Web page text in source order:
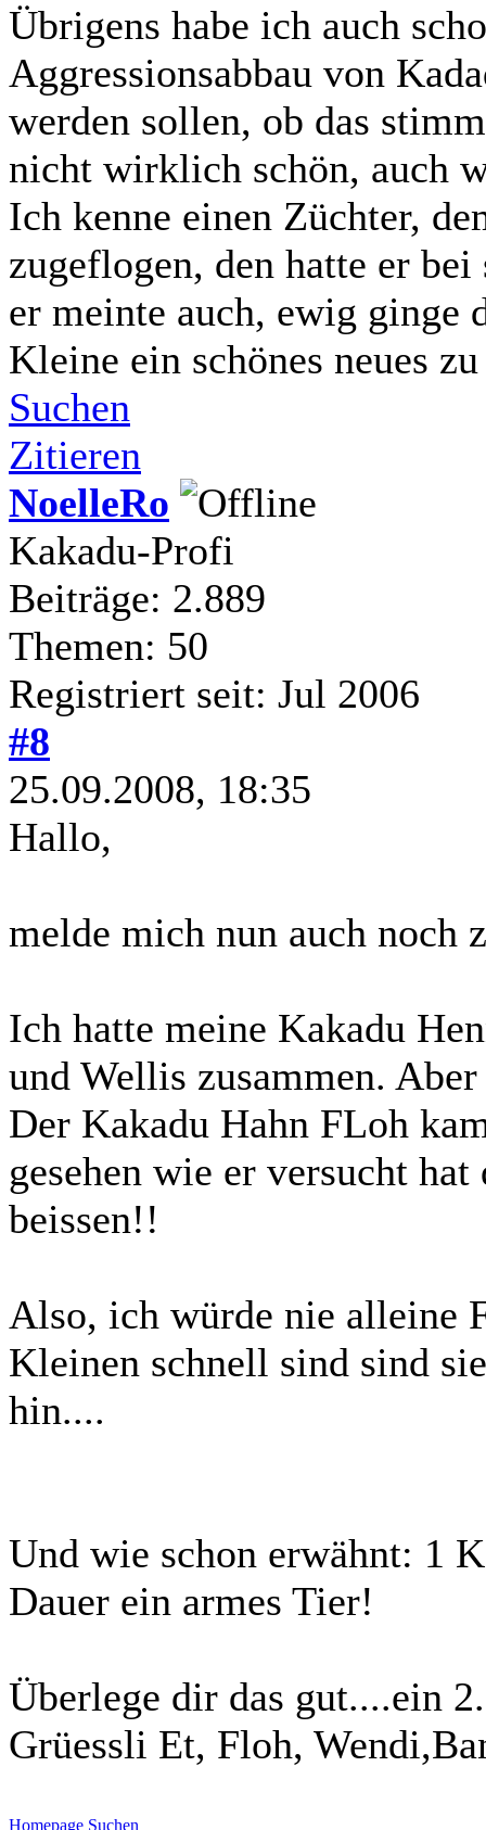
Übrigens habe ich auch
Aggressionsabbau von
werden sollen, ob das
nicht wirklich schön, auch
Ich kenne einen Züchter,
zugeflogen, den hatte er
er meinte auch, ewig ginge
Kleine ein schönes neues
Suchen
Zitieren
NoelleRo
Kakadu-Profi
Beiträge: 2.889
Themen: 50
Registriert seit: Jul 2006
#8
25.09.2008, 18:35
Hallo,
melde mich nun auch noch
Ich hatte meine Kakadu
und Wellis zusammen.
Der Kakadu Hahn FLoh
gesehen wie er versucht
beissen!!
Also, ich würde nie alleine
Kleinen schnell sind sind
hin....
Und wie schon erwähnt: 1
Dauer ein armes Tier!
Überlege dir das
Grüessli Et, Floh,
Homepage Suchen